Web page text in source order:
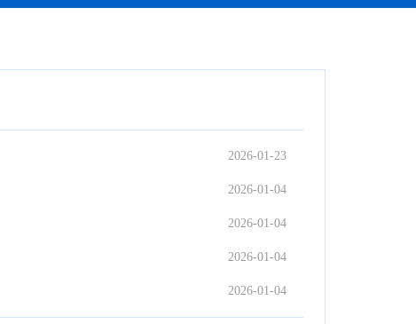
2026-01-23
2026-01-04
2026-01-04
2026-01-04
2026-01-04